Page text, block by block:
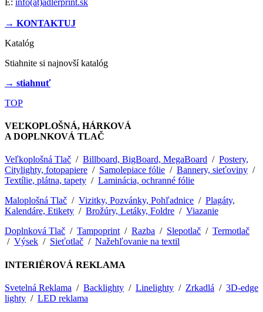
→ KONTAKTUJ
Katalóg
Stiahnite si najnovší katalóg
→ stiahnuť
TOP
VEĽKOPLOŠNÁ, HÁRKOVÁ
A DOPLNKOVÁ TLAČ
Veľkoplošná Tlač / Billboard, BigBoard, MegaBoard / Postery,
Citylighty, fotopapiere / Samolepiace fólie / Bannery, sieťoviny /
Textílie, plátna, tapety / Laminácia, ochranné fólie
Maloplošná Tlač / Vizitky, Pozvánky, Pohľadnice / Plagáty,
Kalendáre, Etikety / Brožúry, Letáky, Foldre / Viazanie
Doplnková Tlač / Tampoprint / Razba / Slepotlač / Termotlač
/ Výsek / Sieťotlač / Nažehľovanie na textil
INTERIÉROVÁ REKLAMA
Svetelná Reklama / Backlighty / Linelighty / Zrkadlá / 3D-edge
lighty / LED reklama